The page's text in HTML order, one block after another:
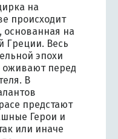
на
происходит
основанная на
Греции. Весь
эпохи
оживают перед
В
предстают
Герои и
или иначе